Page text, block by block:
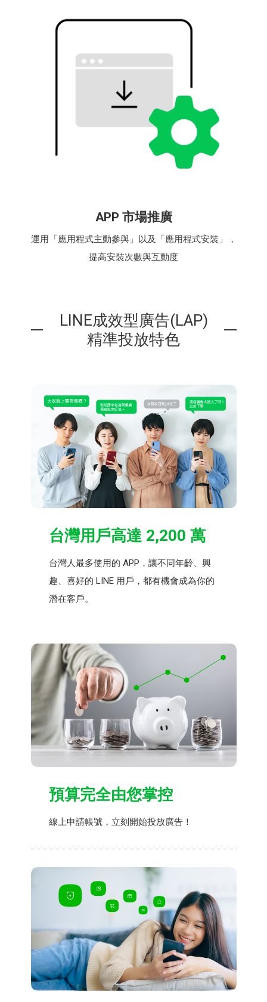
APP 市場推廣
運用「應用程式主動參與」以及「應用程式安裝」，
提高安裝次數與互動度
LINE成效型廣告(LAP)
精準投放特色
台灣用戶高達 2,200 萬
台灣人最多使用的 APP，讓不同年齡、興
趣、喜好的 LINE 用戶，都有機會成為你的
潛在客戶。
預算完全由您掌控
線上申請帳號，立刻開始投放廣告！